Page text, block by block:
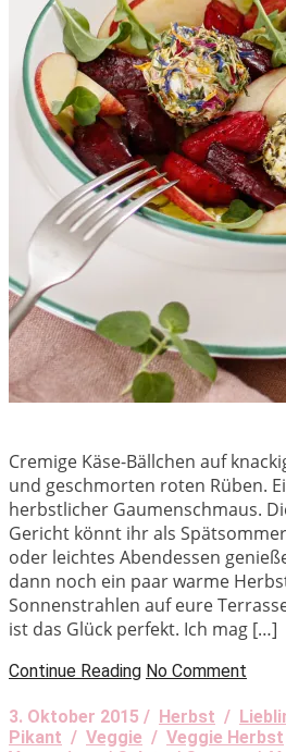
Cremige Käse-Bällchen auf
und geschmorten roten Rüben.
herbstlicher Gaumenschmaus.
Gericht könnt ihr als
oder leichtes Abendessen
dann noch ein paar warme
Sonnenstrahlen auf eure
ist das Glück perfekt. Ich mag […]
Continue Reading No Comment
3. Oktober 2015 / Herbst /
Pikant / Veggie / Veggie Herbst